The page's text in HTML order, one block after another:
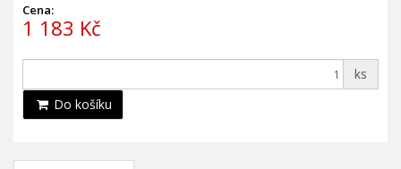
Cena:
1 183 Kč
ks
Do košíku